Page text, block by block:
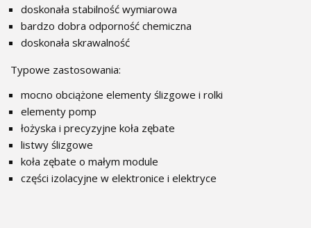
doskonała stabilność wymiarowa
bardzo dobra odporność chemiczna
doskonała skrawalność
Typowe zastosowania:
mocno obciążone elementy ślizgowe i rolki
elementy pomp
łożyska i precyzyjne koła zębate
listwy ślizgowe
koła zębate o małym module
części izolacyjne w elektronice i elektryce